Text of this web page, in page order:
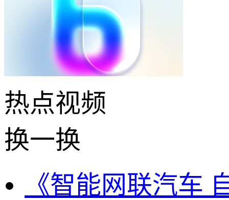
热点视频
换一换
《智能网联汽车